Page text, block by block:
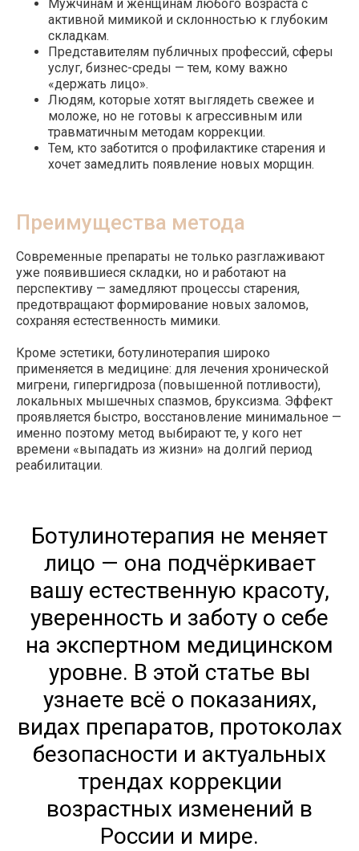
Мужчинам и женщинам любого возраста с
активной мимикой и склонностью к глубоким
складкам.
Представителям публичных профессий, сферы
услуг, бизнес-среды — тем, кому важно
«держать лицо».
Людям, которые хотят выглядеть свежее и
моложе, но не готовы к агрессивным или
травматичным методам коррекции.
Тем, кто заботится о профилактике старения и
хочет замедлить появление новых морщин.
Преимущества метода
Современные препараты не только разглаживают
уже появившиеся складки, но и работают на
перспективу — замедляют процессы старения,
предотвращают формирование новых заломов,
сохраняя естественность мимики.
Кроме эстетики, ботулинотерапия широко
применяется в медицине: для лечения хронической
мигрени, гипергидроза (повышенной потливости),
локальных мышечных спазмов, бруксизма. Эффект
проявляется быстро, восстановление минимальное —
именно поэтому метод выбирают те, у кого нет
времени «выпадать из жизни» на долгий период
реабилитации.
Ботулинотерапия не меняет
лицо — она подчёркивает
вашу естественную красоту,
уверенность и заботу о себе
на экспертном медицинском
уровне. В этой статье вы
узнаете всё о показаниях,
видах препаратов, протоколах
безопасности и актуальных
трендах коррекции
возрастных изменений в
России и мире.
БОТОКС, ДИСПОРТ, КСЕОМИН: В ЧЁМ
РАЗНИЦА ПРЕПАРАТОВ